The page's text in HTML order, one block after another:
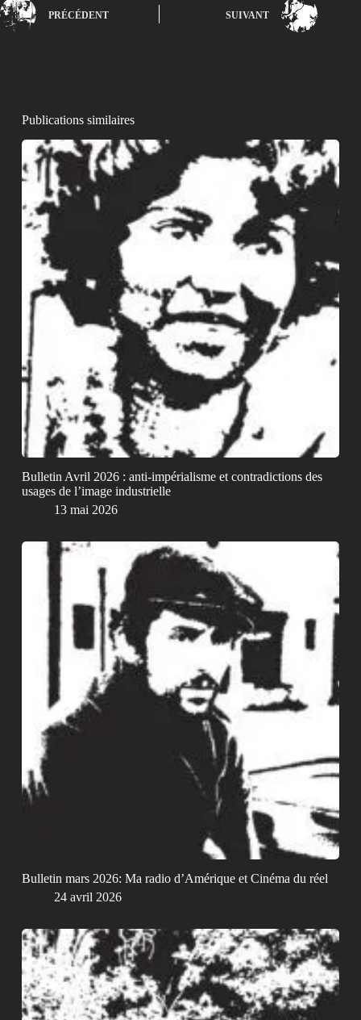
PRÉCÉDENT SUIVANT
Publications similaires
Bulletin Avril 2026 : anti-impérialisme et contradictions des
usages de l’image industrielle
13 mai 2026
Bulletin mars 2026: Ma radio d’Amérique et Cinéma du réel
24 avril 2026